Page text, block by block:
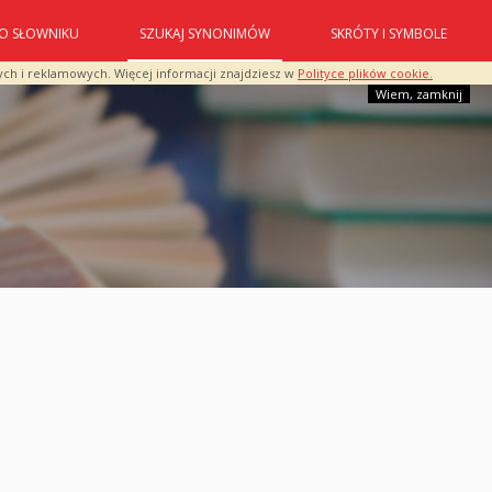
i reklamowych. Więcej informacji znajdziesz w Polityce plików cookie.
Wiem, zamknij
O SŁOWNIKU SZUKAJ SYNONIMÓW SKRÓTY I SYMBOLE